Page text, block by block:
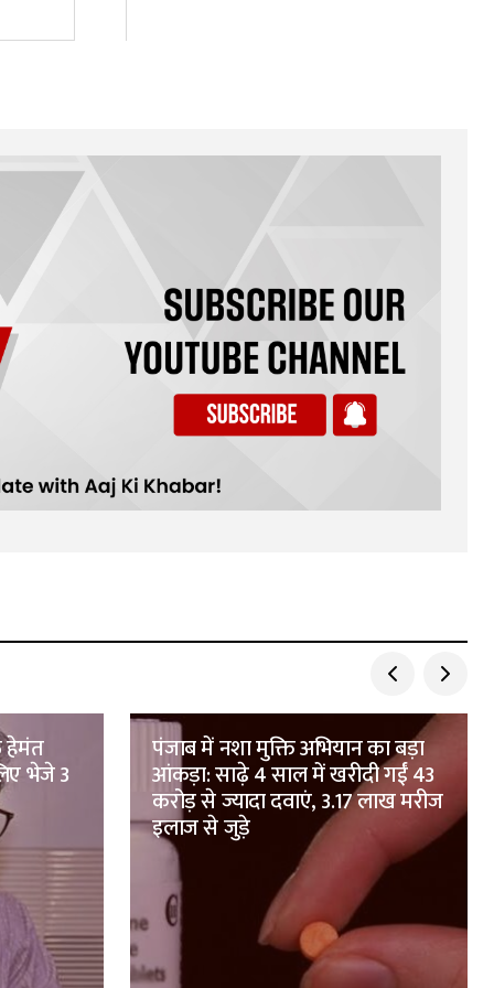
हेमंत
भेजे 3
पंजाब में नशा मुक्ति अभियान का बड़ा
आंकड़ा: साढ़े 4 साल में खरीदी गईं 43
करोड़ से ज्यादा दवाएं, 3.17 लाख मरीज
इलाज से जुड़े